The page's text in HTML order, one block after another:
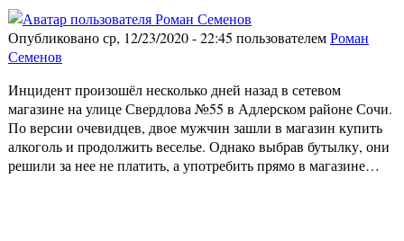
Опубликовано ср, 12/23/2020 - 22:45 пользователемРоман
Семенов
Инцидент произошёл несколько дней назад в сетевом
магазине на улице Свердлова №55 в Адлерском районе Сочи.
По версии очевидцев, двое мужчин зашли в магазин купить
алкоголь и продолжить веселье. Однако выбрав бутылку, они
решили за нее не платить, а употребить прямо в магазине…